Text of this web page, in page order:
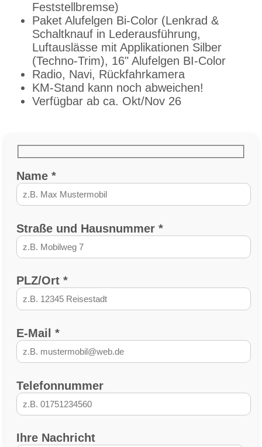
Feststellbremse)
Paket Alufelgen Bi-Color (Lenkrad &
Schaltknauf in Lederausführung,
Luftauslässe mit Applikationen Silber
(Techno-Trim), 16" Alufelgen BI-Color
Radio, Navi, Rückfahrkamera
KM-Stand kann noch abweichen!
Verfügbar ab ca. Okt/Nov 26
Name *
Straße und Hausnummer *
PLZ/Ort *
E-Mail *
Telefonnummer
Ihre Nachricht